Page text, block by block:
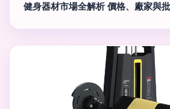
健身器材市場全解析 價格、廠家與